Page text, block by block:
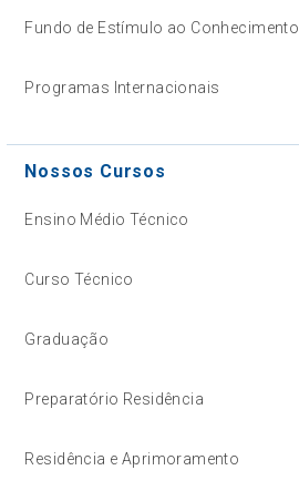
Fundo de Estímulo ao Conhecimento
Programas Internacionais
Nossos Cursos
Ensino Médio Técnico
Curso Técnico
Graduação
Preparatório Residência
Residência e Aprimoramento